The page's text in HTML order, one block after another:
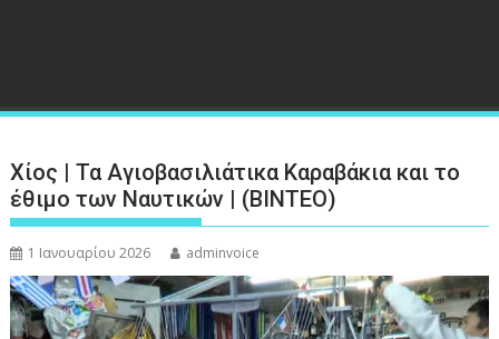
Χίος | Τα Αγιοβασιλιάτικα Καραβάκια και το
έθιμο των Ναυτικών | (ΒΙΝΤΕΟ)
1 Ιανουαρίου 2026 adminvoice